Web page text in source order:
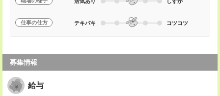
仕事の仕方 テキパキ コツコツ
募集情報
給与